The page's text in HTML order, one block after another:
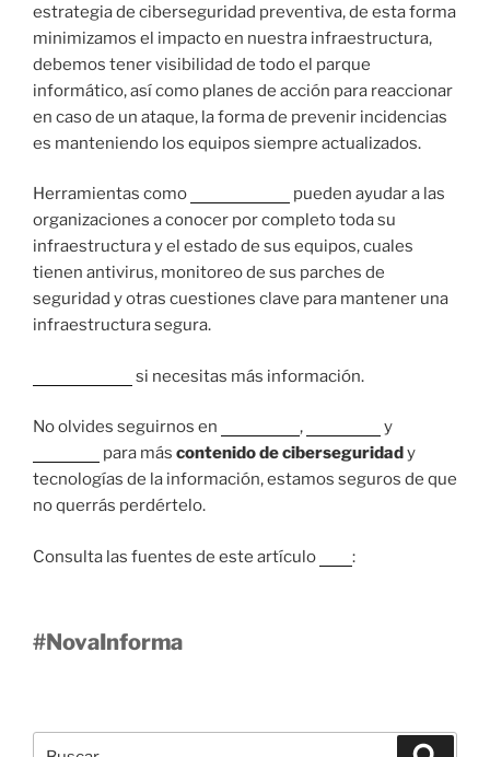
estrategia de ciberseguridad preventiva, de esta forma
minimizamos el impacto en nuestra infraestructura,
debemos tener visibilidad de todo el parque
informático, así como planes de acción para reaccionar
en caso de un ataque, la forma de prevenir incidencias
es manteniendo los equipos siempre actualizados.
Herramientas como
pueden ayudar a las
organizaciones a conocer por completo toda su
infraestructura y el estado de sus equipos, cuales
tienen antivirus, monitoreo de sus parches de
seguridad y otras cuestiones clave para mantener una
infraestructura segura.
si necesitas más información.
No olvides seguirnos en ,
y
para más contenido de ciberseguridady
tecnologías de la información, estamos seguros de que
no querrás perdértelo.
Consulta las fuentes de este artículo :
#NovaInforma